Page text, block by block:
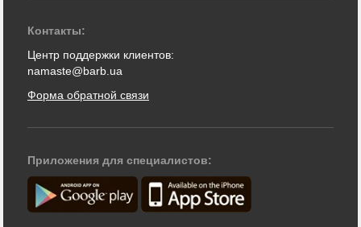
Контакты:
Центр поддержки клиентов:
namaste@barb.ua
Форма обратной связи
Приложения для специалистов: